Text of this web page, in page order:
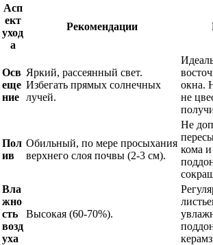
Асп
ект
уход
а
Рекомендации
Осв
еще
ние
Яркий, рассеянный свет.
Избегать прямых солнечных
лучей.
окна.
не
Пол
ив
Обильный, по мере просыхания
верхнего слоя почвы (2-3 см).
Не
кома и
Вла
жно
сть
возд
уха
Высокая (60-70%).